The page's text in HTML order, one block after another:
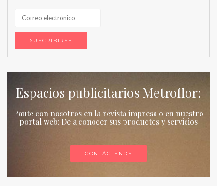
Espacios publicitarios Metroflor:
Paute con nosotros en la revista impresa o en nuestro
portal web: De a conocer sus productos y servicios
CONTÁCTENOS